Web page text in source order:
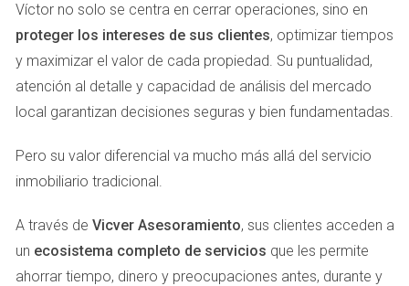
incluye análisis comparativos de precios que te ayudarán a
fijar un precio justo para tu propiedad, maximizando así tus
posibilidades de venta rápida.
Maximizando el Valor de la Propiedad
Un asesor no solo se ocupa de la parte legal; también tiene
un ojo entrenado para mejorar la presentación de tu hogar.
consejos sobre cómo decorar para atraer a los
compradores, su experiencia puede resultar invaluable. Por
ejemplo, estudios han demostrado que pequeñas
Víctor no solo se centra en cerrar operaciones, sino en
proteger los intereses de sus clientes, optimizar tiempos
y maximizar el valor de cada propiedad. Su puntualidad,
atención al detalle y capacidad de análisis del mercado
local garantizan decisiones seguras y bien fundamentadas.
Pero su valor diferencial va mucho más allá del servicio
inmobiliario tradicional.
A través de Vicver Asesoramiento, sus clientes acceden a
un ecosistema completo de servicios que les permite
ahorrar tiempo, dinero y preocupaciones antes, durante y